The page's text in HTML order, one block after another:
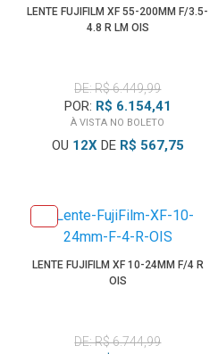
LENTE FUJIFILM XF 55-200MM F/3.5-
4.8 R LM OIS
DE: R$ 6.449,99
POR: R$ 6.154,41
À VISTA NO BOLETO
OU 12XDE R$ 567,75
LENTE FUJIFILM XF 10-24MM F/4 R
OIS
DE: R$ 6.744,99